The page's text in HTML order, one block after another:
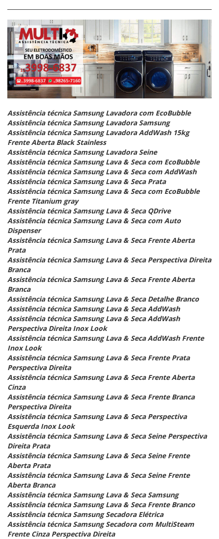
Assistência técnica Samsung Lavadora com EcoBubble
Assistência técnica Samsung Lavadora Samsung
Assistência técnica Samsung Lavadora AddWash 15kg
Frente Aberta Black Stainless
Assistência técnica Samsung Lavadora Seine
Assistência técnica Samsung Lava & Seca com EcoBubble
Assistência técnica Samsung Lava & Seca com AddWash
Assistência técnica Samsung Lava & Seca Prata
Assistência técnica Samsung Lava & Seca com EcoBubble
Frente Titanium gray
Assistência técnica Samsung Lava & Seca QDrive
Assistência técnica Samsung Lava & Seca com Auto
Dispenser
Assistência técnica Samsung Lava & Seca Frente Aberta
Prata
Assistência técnica Samsung Lava & Seca Perspectiva Direita
Branca
Assistência técnica Samsung Lava & Seca Frente Aberta
Branca
Assistência técnica Samsung Lava & Seca Detalhe Branco
Assistência técnica Samsung Lava & Seca AddWash
Assistência técnica Samsung Lava & Seca AddWash
Perspectiva Direita Inox Look
Assistência técnica Samsung Lava & Seca AddWash Frente
Inox Look
Assistência técnica Samsung Lava & Seca Frente Prata
Perspectiva Direita
Assistência técnica Samsung Lava & Seca Frente Aberta
Cinza
Assistência técnica Samsung Lava & Seca Frente Branca
Perspectiva Direita
Assistência técnica Samsung Lava & Seca Perspectiva
Esquerda Inox Look
Assistência técnica Samsung Lava & Seca Seine Perspectiva
Direita Prata
Assistência técnica Samsung Lava & Seca Seine Frente
Aberta Prata
Assistência técnica Samsung Lava & Seca Seine Frente
Aberta Branca
Assistência técnica Samsung Lava & Seca Samsung
Assistência técnica Samsung Lava & Seca Frente Branco
Assistência técnica Samsung Secadora Elétrica
Assistência técnica Samsung Secadora com MultiSteam
Frente Cinza Perspectiva Direita